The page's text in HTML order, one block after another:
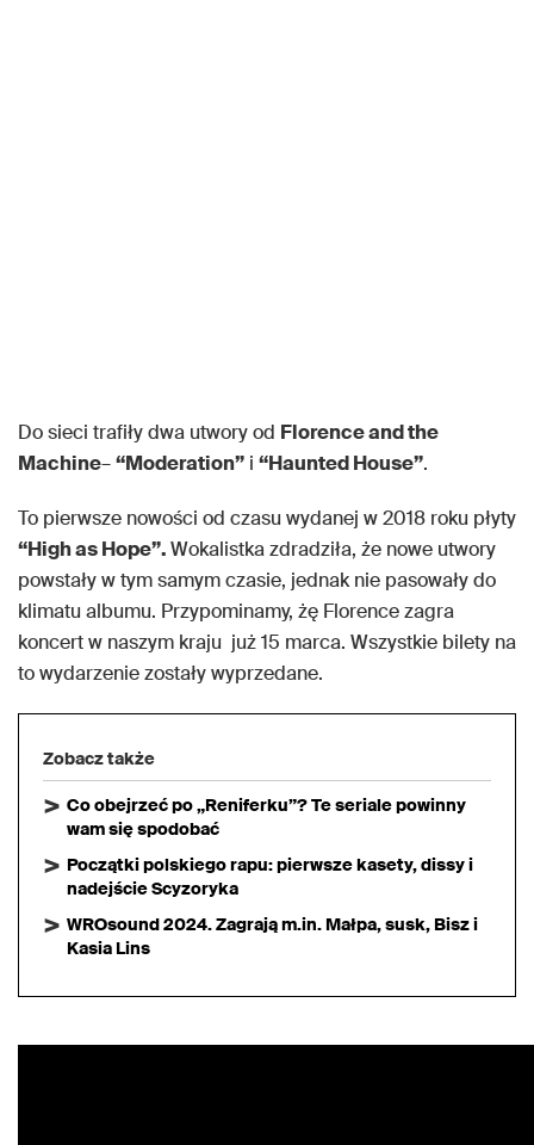
Do sieci trafiły dwa utwory od Florence and the
Machine–“Moderation” i “Haunted House”.
To pierwsze nowości od czasu wydanej w 2018 roku płyty
“High as Hope”.Wokalistka zdradziła, że nowe utwory
powstały w tym samym czasie, jednak nie pasowały do
klimatu albumu. Przypominamy, żę Florence zagra
koncert w naszym kraju już 15 marca. Wszystkie bilety na
to wydarzenie zostały wyprzedane.
Zobacz także
Co obejrzeć po „Reniferku”? Te seriale powinny
wam się spodobać
Początki polskiego rapu: pierwsze kasety, dissy i
nadejście Scyzoryka
WROsound 2024. Zagrają m.in. Małpa, susk, Bisz i
Kasia Lins